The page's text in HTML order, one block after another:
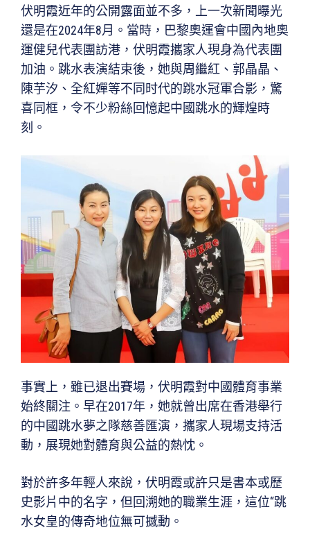
伏明霞近年的公開露面並不多，上一次新聞曝光
還是在2024年8月。當時，巴黎奧運會中國內地奧
運健兒代表團訪港，伏明霞攜家人現身為代表團
加油。跳水表演結束後，她與周繼紅、郭晶晶、
陳芋汐、全紅嬋等不同时代的跳水冠軍合影，驚
喜同框，令不少粉絲回憶起中國跳水的輝煌時
刻。
事實上，雖已退出賽場，伏明霞對中國體育事業
始終關注。早在2017年，她就曾出席在香港舉行
的中國跳水夢之隊慈善匯演，攜家人現場支持活
動，展現她對體育與公益的熱忱。
對於許多年輕人來說，伏明霞或許只是書本或歷
史影片中的名字，但回溯她的職業生涯，這位“跳
水女皇的傳奇地位無可撼動。